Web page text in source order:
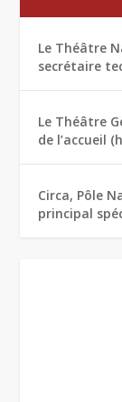
Le Théâtre
secrétaire
Le Théâtre
de l’accueil
Circa, Pôle
principal